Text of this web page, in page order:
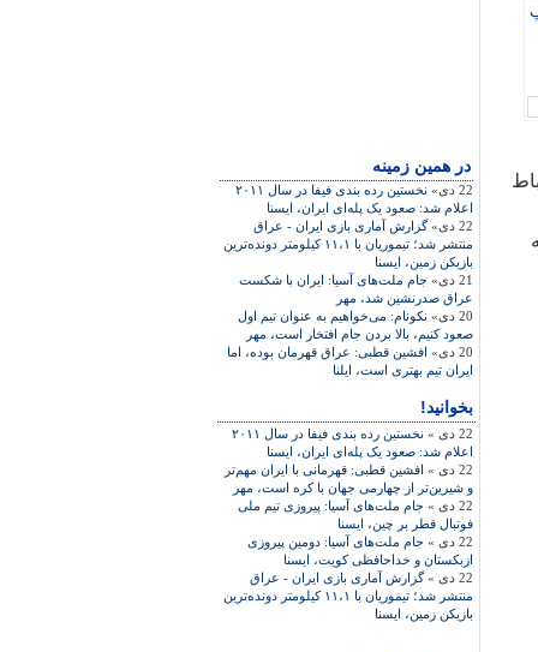
در همين زمينه
22 دی»
نخستين رده بندی فيفا در سال ۲۰۱۱
اعلام شد: صعود يک پله‌ای ايران، ايسنا
22 دی»
گزارش آماری بازی ايران - عراق
منتشر شد؛ تيموريان با ۱۱،۱ کيلومتر دونده‌ترين
بازيکن زمين، ايسنا
21 دی»
جام ملت‌های آسيا: ايران با شکست
عراق صدرنشين شد، مهر
20 دی»
نکونام: می‌خواهيم به عنوان تيم اول
صعود کنيم، بالا بردن جام افتخار است، مهر
20 دی»
افشين قطبی: عراق قهرمان بوده، اما
ايران تيم بهتری است، ايلنا
بخوانید!
22 دی »
نخستين رده بندی فيفا در سال ۲۰۱۱
اعلام شد: صعود يک پله‌ای ايران، ايسنا
22 دی »
افشين قطبی: قهرمانی با ايران مهم‌تر
و شيرين‌تر از چهارمی جهان با کره است، مهر
22 دی »
جام ملت‌های آسيا: پيروزی تيم ملی
فوتبال قطر بر چين، ايسنا
22 دی »
جام ملت‌های آسيا: دومين پيروزی
ازبکستان و خداحافظی کويت، ايسنا
22 دی »
گزارش آماری بازی ايران - عراق
منتشر شد؛ تيموريان با ۱۱،۱ کيلومتر دونده‌ترين
بازيکن زمين، ايسنا